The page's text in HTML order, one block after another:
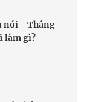
nói - Tháng
làm gì?